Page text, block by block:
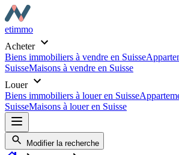
etimmo
Acheter
Biens immobiliers à vendre en Suisse
SuisseMaisons à vendre en Suisse
Louer
Biens immobiliers à louer en Suisse
SuisseMaisons à louer en Suisse
Modifier la recherche